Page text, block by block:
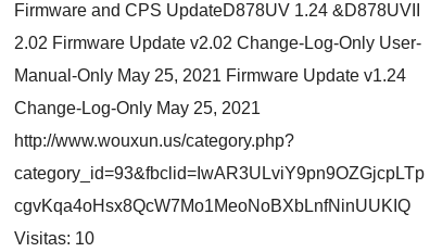
Firmware and CPS UpdateD878UV 1.24 &D878UVII
2.02 Firmware Update v2.02 Change-Log-Only User-
Manual-Only May 25, 2021 Firmware Update v1.24
Change-Log-Only May 25, 2021
http://www.wouxun.us/category.php?
category_id=93&fbclid=IwAR3ULviY9pn9OZGjcpLTp
cgvKqa4oHsx8QcW7Mo1MeoNoBXbLnfNinUUKIQ
Visitas: 10